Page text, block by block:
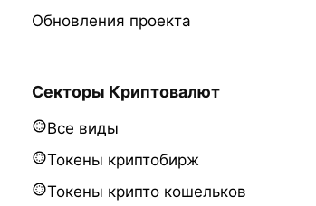
Обновления проекта
Секторы Криптовалют
Все виды
Токены криптобирж
Токены крипто кошельков